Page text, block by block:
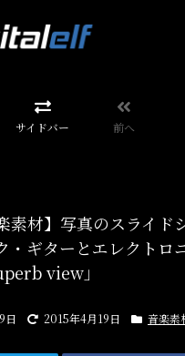
サイドバー 前へ
素材】写真のスライド
・ギターとエレクトロ
view」
日 2015年4月19日 音楽素